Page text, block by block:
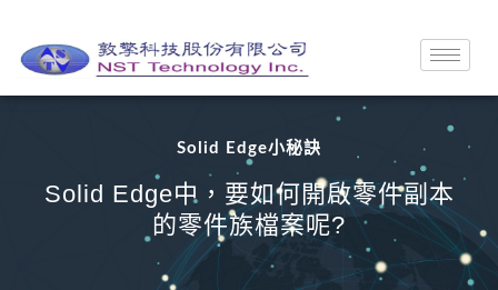
Solid Edge小秘訣
Solid Edge中，要如何開啟零件副本
的零件族檔案呢?